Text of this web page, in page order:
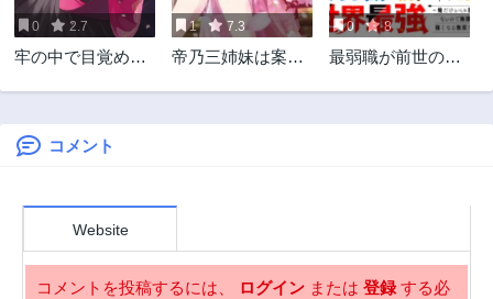
第66話
3年前
第65話
3年前
第64話 第63話
第59話
0 2.7
牢の中で目覚めた
避したら、待って
いたのは溺愛でし
1 7.3
帝乃三姉妹は案
0 8
最弱職が前世の知
コメント
Website
コメントを投稿するには、 ログイン または 登録する必